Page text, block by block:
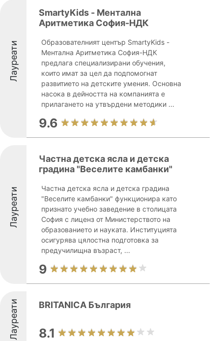
Лауреати
SmartyKids - Ментална
Аритметика София-НДК
Образователният център SmartyKids -
Ментална Аритметика София-НДК
предлага специализирани обучения,
които имат за цел да подпомогнат
развитието на детските умения. Основна
насока в дейността на компанията е
прилагането на утвърдени методики ...
9.6
Лауреати
Частна детска ясла и детска
градина "Веселите камбанки"
Частна детска ясла и детска градина
"Веселите камбанки" функционира като
признато учебно заведение в столицата
София с лиценз от Министерството на
образованието и науката. Институцията
осигурява цялостна подготовка за
предучилищна възраст, ...
9
Лауреати BRITANICA България
8.1